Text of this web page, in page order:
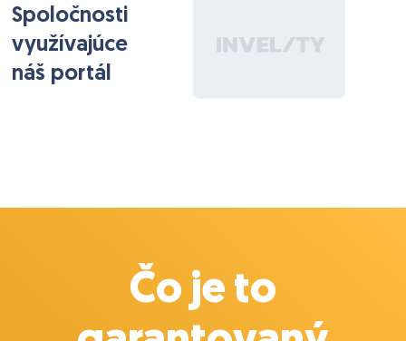
strany e-mailom alebo osobne.
Spoločnosti
využívajúce
náš portál
Čo je to